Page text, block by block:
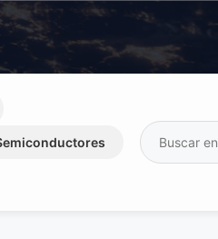
Buscar: